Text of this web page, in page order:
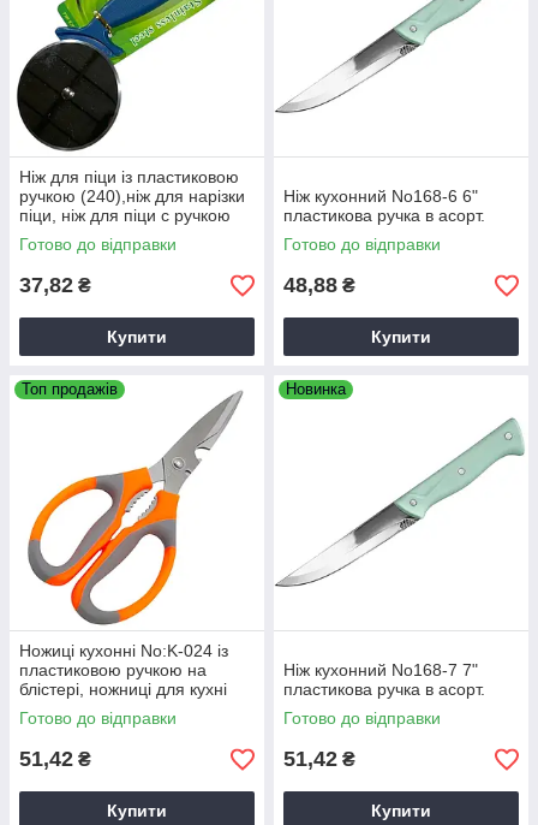
Ніж для піци із пластиковою
ручкою (240),ніж для нарізки
піци, ніж для піци с ручкою
Готово до відправки
37,82 ₴
Купити
Ніж кухонний No168-6 6"
пластикова ручка в асорт.
Готово до відправки
48,88 ₴
Купити
Топ продажів
Ножиці кухонні No:K-024 із
пластиковою ручкою на
блістері, ножниці для кухні
Готово до відправки
51,42 ₴
Купити
Новинка
Ніж кухонний No168-7 7"
пластикова ручка в асорт.
Готово до відправки
51,42 ₴
Купити